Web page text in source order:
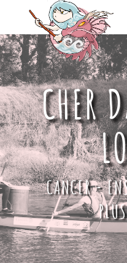
CHER
CANCER -